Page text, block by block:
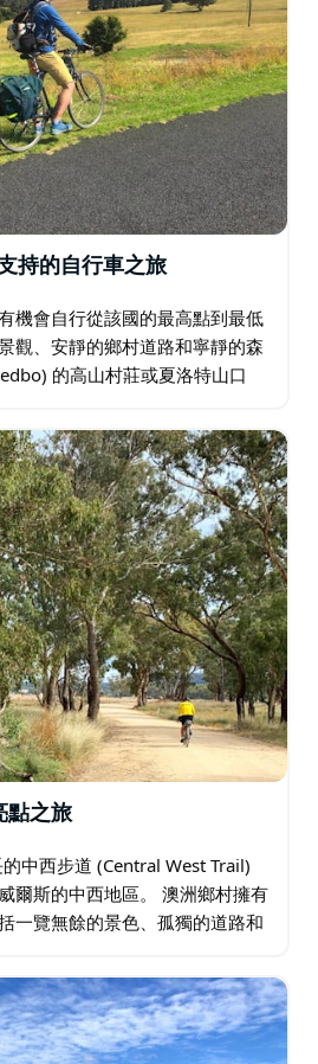
持的自行車之旅
機會自行從該國的最高點到最低
觀、安靜的鄉村道路和寧靜的森
的高山村莊或夏洛特山口
山…
點之旅
中西步道 (Central West Trail)
爾斯的中西地區。 澳洲鄉村擁有
一覽無餘的景色、孤獨的道路和